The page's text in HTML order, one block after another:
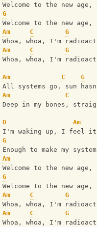
Welcome to the new
G
Welcome to the new
Am
C G
Whoa, whoa, I'm
Am
C G
Whoa, whoa, I'm
Am C G
All systems go, sun
Am
C
Deep in my bones,
D Am
I'm waking up, I feel it
G
Enough to make my
Am
Welcome to the new
G
Welcome to the new
Am
C G
Whoa, whoa, I'm
Am
C G
Whoa, whoa, I'm